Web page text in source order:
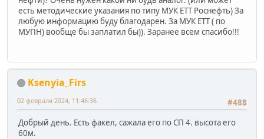
есть методические указания по типу МУК ЕТТ Роснефть) За
любую информацию буду благодарен. За МУК ЕТТ ( по
МУПН) вообще бы заплатил бы)). Заранее всем спасибо!!!
Ksenyia_Firs
#488
02 февраля 2024, 11:46:36
Добрый день. Есть факел, сажала его по СП 4. высота его
60м.